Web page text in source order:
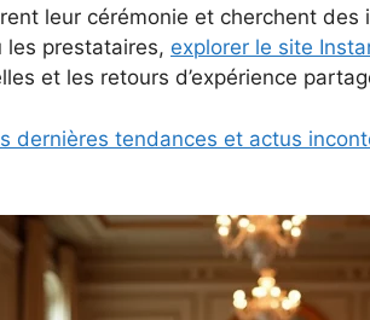
leur cérémonie et cherchent des
les prestataires, explorer le site
et les retours d’expérience
dernières tendances et actus